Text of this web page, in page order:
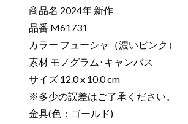
商品名 2024年 新作
品番 M61731
カラー フューシャ（濃いピンク）
素材 モノグラム･キャンバス
サイズ 12.0 x 10.0 cm
※多少の誤差はご了承ください。
金具(色：ゴールド)